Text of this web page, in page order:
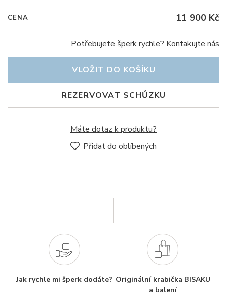
CENA 11 900 Kč
Potřebujete šperk rychle? Kontakujte nás
REZERVOVAT SCHŮZKU
VLOŽIT DO KOŠÍKU
Máte dotaz k produktu?
Přidat do oblíbených
Jak rychle mi šperk dodáte? Originální krabička BISAKU
a balení